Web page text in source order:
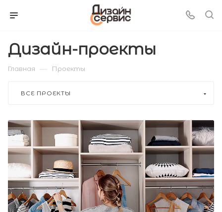
Дизайн-проекты
Главная — Проекты
ВСЕ ПРОЕКТЫ